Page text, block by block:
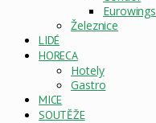
Eurowings
Železnice
LIDÉ
HORECA
Hotely
Gastro
MICE
SOUTĚŽE